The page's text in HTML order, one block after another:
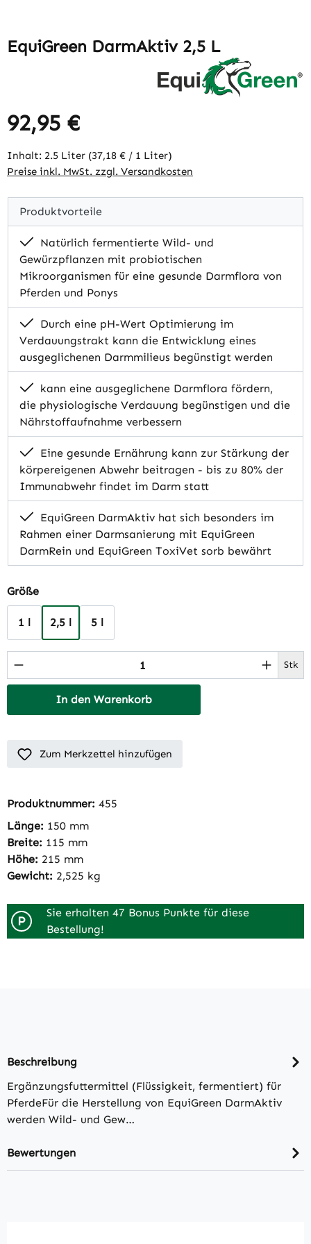
EquiGreen DarmAktiv 2,5 L
Regulärer Preis:
92,95 €
Inhalt: 2.5 Liter (37,18 € / 1 Liter)
Preise inkl. MwSt. zzgl. Versandkosten
Produktvorteile
Natürlich fermentierte Wild- und
Gewürzpflanzen mit probiotischen
Mikroorganismen für eine gesunde Darmflora von
Pferden und Ponys
Durch eine pH-Wert Optimierung im
Verdauungstrakt kann die Entwicklung eines
ausgeglichenen Darmmilieus begünstigt werden
kann eine ausgeglichene Darmflora fördern,
die physiologische Verdauung begünstigen und die
Nährstoffaufnahme verbessern
Eine gesunde Ernährung kann zur Stärkung der
körpereigenen Abwehr beitragen - bis zu 80% der
Immunabwehr findet im Darm statt
EquiGreen DarmAktiv hat sich besonders im
Rahmen einer Darmsanierung mit EquiGreen
DarmRein und EquiGreen ToxiVet sorb bewährt
Größeauswählen
1 l 2,5 l 5 l
Produkt Anzahl: Gib den gewünschten Stk
In den Warenkorb
Zum Merkzettel hinzufügen
Produktnummer: 455
Länge: 150 mm
Breite: 115 mm
Höhe: 215 mm
Gewicht: 2,525 kg
P
Sie erhalten 47 Bonus Punkte für diese
Bestellung!
Beschreibung
Ergänzungsfuttermittel (Flüssigkeit, fermentiert) für
PferdeFür die Herstellung von EquiGreen DarmAktiv
werden Wild- und Gew…
Bewertungen